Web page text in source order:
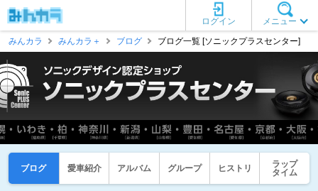
メニュー
ログイン
みんカラ
みんカラ＋ ブログ ブログ一覧 [ソニックプラスセンター]
ブログ 愛車紹介 アルバム グループ ヒストリ
ラップ
タイム